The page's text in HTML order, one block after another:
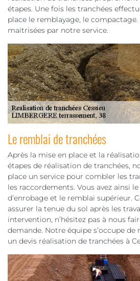
étapes. Une fois les tranchées
place le remblayage, le
maitrisées par notre service.
Le remblai de tranchées
Après la mise en place et la
étapes de réalisation de tranchées,
place un service pour combler les
les raccordements. Vous avez ainsi
d’enrobage et le remblai supérieur.
assurer la tenue du sol après les
intervention, n’hésitez pas à nous
demande. Notre équipe s’occupe
un devis réalisation de tranchées à